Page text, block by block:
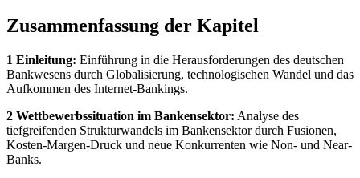
Zusammenfassung der Kapitel
1 Einleitung: Einführung in die Herausforderungen des deutschen
Bankwesens durch Globalisierung, technologischen Wandel und das
Aufkommen des Internet-Bankings.
2 Wettbewerbssituation im Bankensektor: Analyse des
tiefgreifenden Strukturwandels im Bankensektor durch Fusionen,
Kosten-Margen-Druck und neue Konkurrenten wie Non- und Near-
Banks.